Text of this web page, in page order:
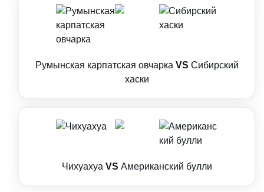
Румынская карпатская овчарка VS Сибирский
хаски
Чихуахуа VS Американский булли